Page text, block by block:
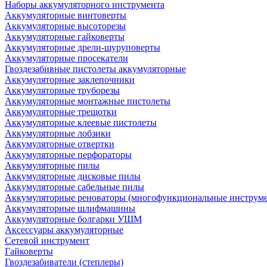
Наборы аккумуляторного инструмента
Аккумуляторные винтоверты
Аккумуляторные высоторезы
Аккумуляторные гайковерты
Аккумуляторные дрели-шуруповерты
Аккумуляторные просекатели
Гвоздезабивные пистолеты аккумуляторные
Аккумуляторные заклепочники
Аккумуляторные труборезы
Аккумуляторные монтажные пистолеты
Аккумуляторные трещотки
Аккумуляторные клеевые пистолеты
Аккумуляторные лобзики
Аккумуляторные отвертки
Аккумуляторные перфораторы
Аккумуляторные пилы
Аккумуляторные дисковые пилы
Аккумуляторные сабельные пилы
Аккумуляторные реноваторы (многофункциональные
Аккумуляторные шлифмашины
Аккумуляторные болгарки УШМ
Аксессуары аккумуляторные
Сетевой инструмент
Гайковерты
Гвоздезабиватели (степлеры)